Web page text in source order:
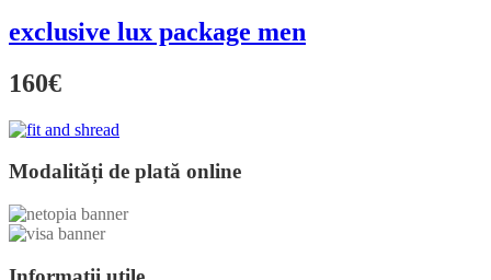
exclusive lux package men
160€
Modalități de plată online